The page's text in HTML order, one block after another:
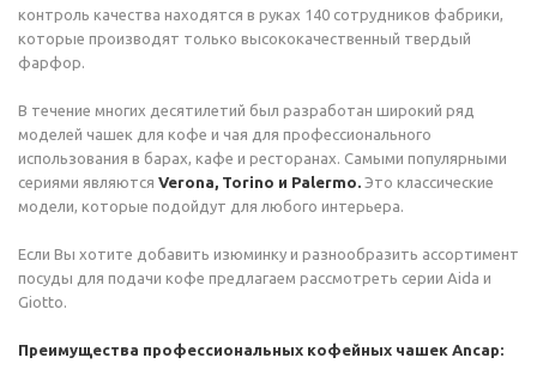
контроль качества находятся в руках 140 сотрудников фабрики,
которые производят только высококачественный твердый
фарфор.
В течение многих десятилетий был разработан широкий ряд
моделей чашек для кофе и чая для профессионального
использования в барах, кафе и ресторанах. Самыми популярными
сериями являются Verona, Torino и Palermo. Это классические
модели, которые подойдут для любого интерьера.
Если Вы хотите добавить изюминку и разнообразить ассортимент
посуды для подачи кофе предлагаем рассмотреть серии Aida и
Giotto.
Преимущества профессиональных кофейных чашек Ancap: